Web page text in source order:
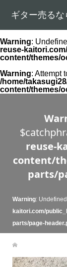
ギター売るな
Warning:
reuse-
content/themes/
Warning: Attempt
/home/
content/themes/
reuse-
content/
parts/
Warning:
kaitori.com/
parts/page-